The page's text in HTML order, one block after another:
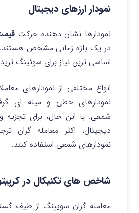
نمودار ارزهای دیجیتال
نمودارها نشان دهنده حرکت
در یک بازه زمانی مشخص هستند.
اساسی‌ ترین نیاز برای سوئینگ
انواع مختلفی از نمودارهای
نمودارهای خطی و میله‌ ای
شمعی. با این حال، برای تجزیه
دیجیتال، اکثر معامله‌ گران
نمودارهای شمعی استفاده کنند.
شاخص‌ های تکنیکال در
معامله‌ گران سویینگ از طیف